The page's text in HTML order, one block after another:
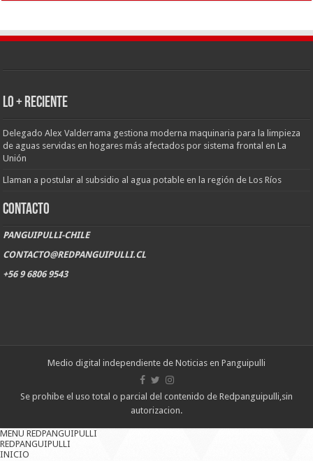
LO + RECIENTE
Delegado Alex Valderrama gestiona moderna maquinaria para la limpieza
de aguas servidas en hogares más afectados por sistema frontal en La
Unión
Llaman a postular al subsidio al agua potable en la región de Los Ríos
CONTACTO
PANGUIPULLI-CHILE
CONTACTO@REDPANGUIPULLI.CL
+56 9 6806 9543
Medio digital independiente de Noticias en Panguipulli
Se prohibe el uso total o parcial del contenido de Redpanguipulli,sin
autorizacion.
MENU REDPANGUIPULLI
REDPANGUIPULLI
INICIO